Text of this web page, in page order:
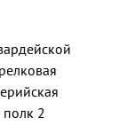
полк 2